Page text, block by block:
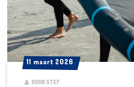
11 maart 2026
11 maart 2026
DOOR STEF